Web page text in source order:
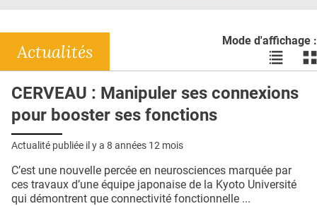
DOSSIERS
RÉSEAUX
E-REVUE SAD
THÉMA
QUI SOMMES-NOUS ?
Mode d'affichage :
Voir
les
en
les
Actualités
CERVEAU : Manipuler ses connexions
pour booster ses fonctions
Actualité publiée il y a 8 années 12 mois
C’est une nouvelle percée en neurosciences marquée par
ces travaux d’une équipe japonaise de la Kyoto Université
qui démontrent que connectivité fonctionnelle ...